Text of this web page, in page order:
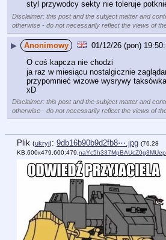
styl przywodcy sekty nie toleruje
Disclaimer: this post and the subject matter and
otherwise - do not necessarily reflect the views of
▶ Anonimowy 01/12/26 (pon)
O coś kapcza nie chodzi
ja raz w miesiącu nostalgicznie
przypomnieć wizowe wysrywy
xD
Disclaimer: this post and the subject matter and
otherwise - do not necessarily reflect the views of
Plik (ukryj): 9db16b90b9d2fb8⋯.jpg (76.28
KB,600x479,600:479,